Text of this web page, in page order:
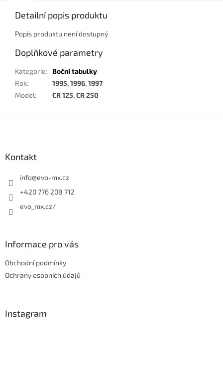
Detailní popis produktu
Popis produktu není dostupný
Doplňkové parametry
Kategorie:
Boční tabulky
Rok:
1995, 1996, 1997
Model: CR 125, CR 250
Kontakt
info@evo-mx.cz
+420 776 208 712
evo_mx.cz/
Informace pro vás
Obchodní podmínky
Ochrany osobních údajů
Instagram